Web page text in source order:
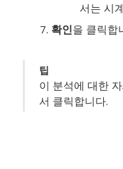
서는 시
확인을 클릭합
팁
이 분석에 대한
서 클릭합니다.